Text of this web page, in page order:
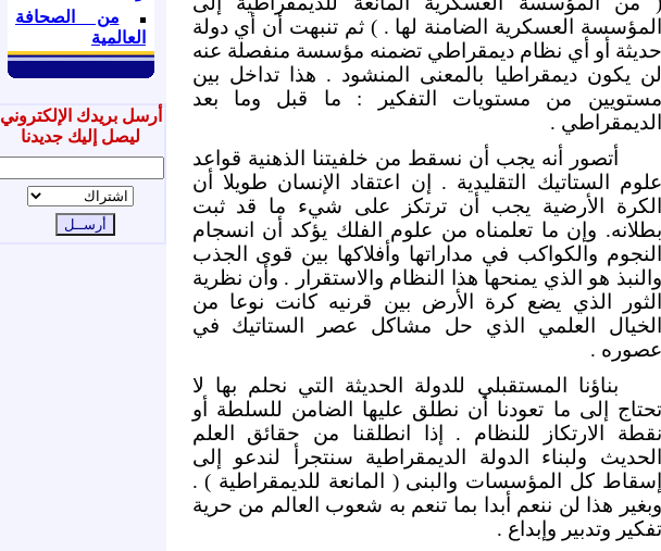
من الصحافة
العالمية
أرسل بريدك الإلكتروني
ليصل إليك جديدنا
المؤسسة العسكرية الضامنة لها . ) ثم تنبهت أن أي دولة
حديثة أو أي نظام ديمقراطي تضمنه مؤسسة منفصلة عنه
لن يكون ديمقراطيا بالمعنى المنشود . هذا تداخل بين
مستويين من مستويات التفكير : ما قبل وما بعد
الديمقراطي .
أتصور أنه يجب أن نسقط من خلفيتنا الذهنية قواعد
علوم الستاتيك التقليدية . إن اعتقاد الإنسان طويلا أن
الكرة الأرضية يجب أن ترتكز على شيء ما قد ثبت
بطلانه. وإن ما تعلمناه من علوم الفلك يؤكد أن انسجام
النجوم والكواكب في مداراتها وأفلاكها بين قوى الجذب
والنبذ هو الذي يمنحها هذا النظام والاستقرار . وأن نظرية
الثور الذي يضع كرة الأرض بين قرنيه كانت نوعا من
الخيال العلمي الذي حل مشاكل عصر الستاتيك في
عصوره .
بناؤنا المستقبلي للدولة الحديثة التي نحلم بها لا
تحتاج إلى ما تعودنا أن نطلق عليها الضامن للسلطة أو
نقطة الارتكاز للنظام . إذا انطلقنا من حقائق العلم
الحديث ولبناء الدولة الديمقراطية سنتجرأ لندعو إلى
إسقاط كل المؤسسات والبنى ( المانعة للديمقراطية ) .
وبغير هذا لن ننعم أبدا بما تنعم به شعوب العالم من حرية
تفكير وتدبير وإبداع .